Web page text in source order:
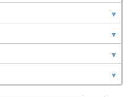
▼
▼
▼
▼